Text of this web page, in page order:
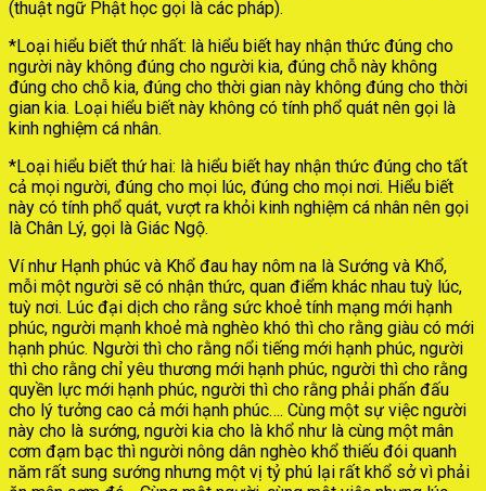
(thuật ngữ Phật học gọi là các pháp).
*Loại hiểu biết thứ nhất: là hiểu biết hay nhận thức đúng cho
người này không đúng cho người kia, đúng chỗ này không
đúng cho chỗ kia, đúng cho thời gian này không đúng cho thời
gian kia. Loại hiểu biết này không có tính phổ quát nên gọi là
kinh nghiệm cá nhân.
*Loại hiểu biết thứ hai: là hiểu biết hay nhận thức đúng cho tất
cả mọi người, đúng cho mọi lúc, đúng cho mọi nơi. Hiểu biết
này có tính phổ quát, vượt ra khỏi kinh nghiệm cá nhân nên gọi
là Chân Lý, gọi là Giác Ngộ.
Ví như Hạnh phúc và Khổ đau hay nôm na là Sướng và Khổ,
mỗi một người sẽ có nhận thức, quan điểm khác nhau tuỳ lúc,
tuỳ nơi. Lúc đại dịch cho rằng sức khoẻ tính mạng mới hạnh
phúc, người mạnh khoẻ mà nghèo khó thì cho rằng giàu có mới
hạnh phúc. Người thì cho rằng nổi tiếng mới hạnh phúc, người
thì cho rằng chỉ yêu thương mới hạnh phúc, người thì cho rằng
quyền lực mới hạnh phúc, người thì cho rằng phải phấn đấu
cho lý tưởng cao cả mới hạnh phúc…. Cùng một sự việc người
này cho là sướng, người kia cho là khổ như là cùng một mân
cơm đạm bạc thì người nông dân nghèo khổ thiếu đói quanh
năm rất sung sướng nhưng một vị tỷ phú lại rất khổ sở vì phải